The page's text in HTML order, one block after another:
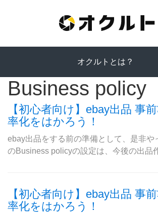
オクルトとは？
Business policy
【初心者向け】ebay出品 事
率化をはかろう！
ebay出品をする前の準備として、是非
のBusiness policyの設定は、今後の出
【初心者向け】ebay出品 事
率化をはかろう！